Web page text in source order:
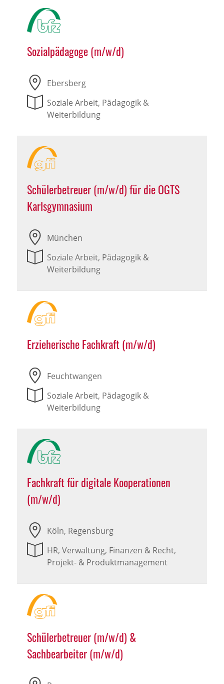
Sozialpädagoge (m/w/d)
Ebersberg
Soziale Arbeit, Pädagogik &
Weiterbildung
Schülerbetreuer (m/w/d) für die OGTS
Karlsgymnasium
München
Soziale Arbeit, Pädagogik &
Weiterbildung
Erzieherische Fachkraft (m/w/d)
Feuchtwangen
Soziale Arbeit, Pädagogik &
Weiterbildung
Fachkraft für digitale Kooperationen
(m/w/d)
Köln, Regensburg
HR, Verwaltung, Finanzen & Recht,
Projekt- & Produktmanagement
Schülerbetreuer (m/w/d) &
Sachbearbeiter (m/w/d)